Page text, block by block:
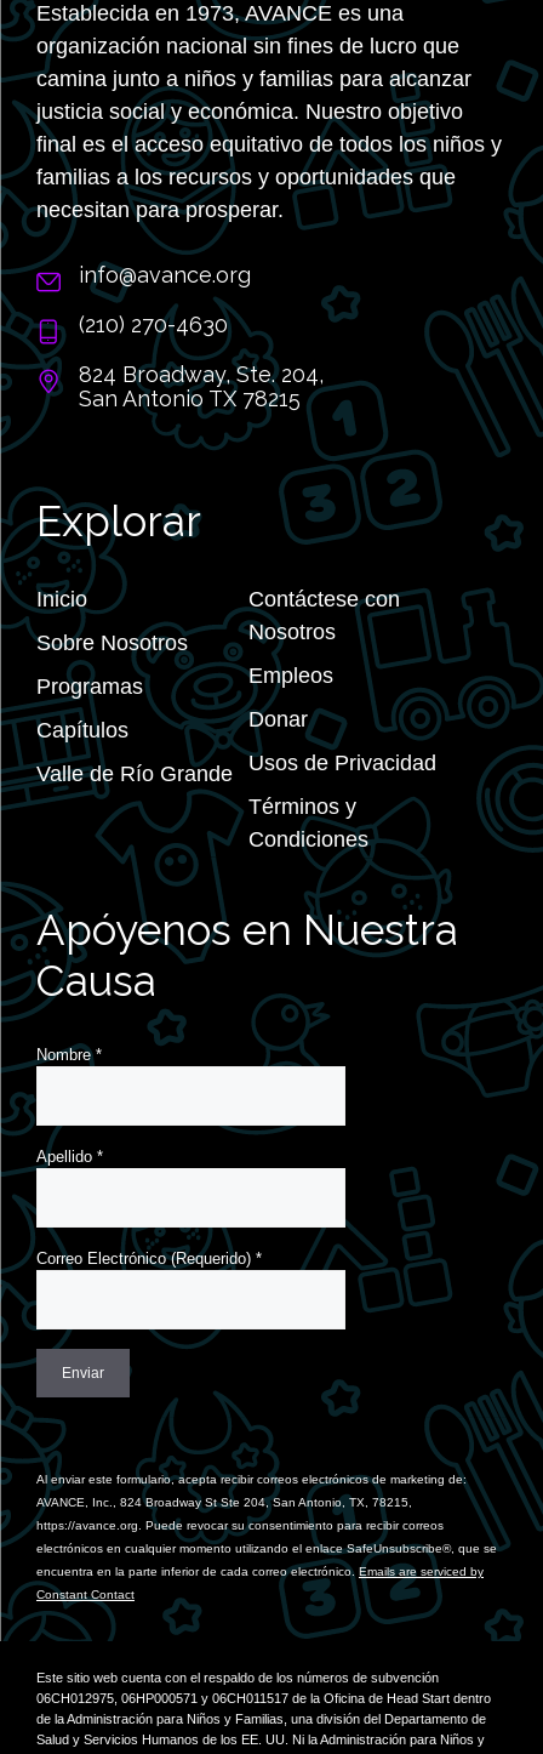
Establecida en 1973, AVANCE es una
organización nacional sin fines de lucro que
camina junto a niños y familias para alcanzar
justicia social y económica. Nuestro objetivo
final es el acceso equitativo de todos los niños y
familias a los recursos y oportunidades que
necesitan para prosperar.
info@avance.org
(210) 270-4630
824 Broadway, Ste. 204,
San Antonio TX 78215
Explorar
Inicio
Sobre Nosotros
Programas
Capítulos
Valle de Río Grande
Contáctese con
Nosotros
Empleos
Donar
Usos de Privacidad
Términos y
Condiciones
Apóyenos en Nuestra
Causa
Nombre*
Apellido *
Correo Electrónico (Requerido) *
Constant
Contact
Use.
Please
leave
this
field
blank.
Al enviar este formulario, acepta recibir correos electrónicos de marketing de:
AVANCE, Inc., 824 Broadway St Ste 204, San Antonio, TX, 78215,
https://avance.org. Puede revocar su consentimiento para recibir correos
electrónicos en cualquier momento utilizando el enlace SafeUnsubscribe®, que se
encuentra en la parte inferior de cada correo electrónico. Emails are serviced by
Constant Contact
Este sitio web cuenta con el respaldo de los números de subvención
06CH012975, 06HP000571 y 06CH011517 de la Oficina de Head Start dentro
de la Administración para Niños y Familias, una división del Departamento de
Salud y Servicios Humanos de los EE. UU. Ni la Administración para Niños y